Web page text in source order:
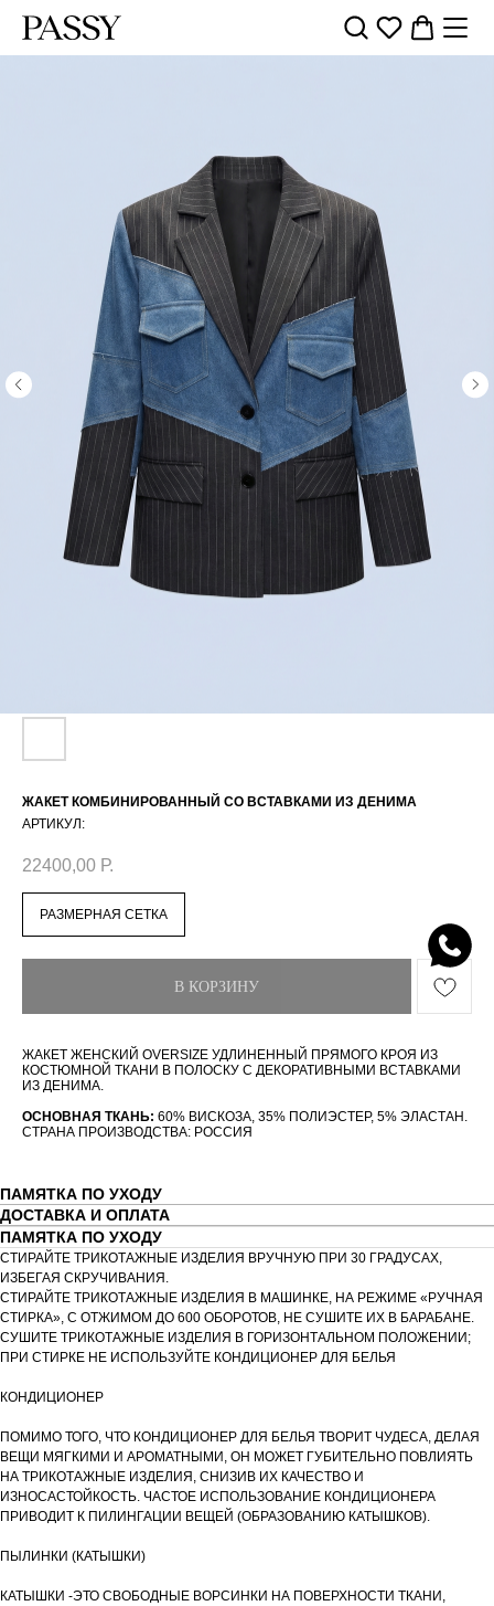
ЖАКЕТ КОМБИНИРОВАННЫЙ СО ВСТАВКАМИ ИЗ ДЕНИМА
АРТИКУЛ:
22400,00 Р.
РАЗМЕРНАЯ СЕТКА
В КОРЗИНУ
ЖАКЕТ ЖЕНСКИЙ OVERSIZE УДЛИНЕННЫЙ ПРЯМОГО КРОЯ ИЗ
КОСТЮМНОЙ ТКАНИ В ПОЛОСКУ С ДЕКОРАТИВНЫМИ ВСТАВКАМИ
ИЗ ДЕНИМА.
ОСНОВНАЯ ТКАНЬ: 60% ВИСКОЗА, 35% ПОЛИЭСТЕР, 5% ЭЛАСТАН.
СТРАНА ПРОИЗВОДСТВА: РОССИЯ
ПАМЯТКА ПО УХОДУ
ДОСТАВКА И ОПЛАТА
ПАМЯТКА ПО УХОДУ
СТИРАЙТЕ ТРИКОТАЖНЫЕ ИЗДЕЛИЯ ВРУЧНУЮ ПРИ 30 ГРАДУСАХ,
ИЗБЕГАЯ СКРУЧИВАНИЯ.
СТИРАЙТЕ ТРИКОТАЖНЫЕ ИЗДЕЛИЯ В МАШИНКЕ, НА РЕЖИМЕ «РУЧНАЯ
СТИРКА», С ОТЖИМОМ ДО 600 ОБОРОТОВ, НЕ СУШИТЕ ИХ В БАРАБАНЕ.
СУШИТЕ ТРИКОТАЖНЫЕ ИЗДЕЛИЯ В ГОРИЗОНТАЛЬНОМ ПОЛОЖЕНИИ;
ПРИ СТИРКЕ НЕ ИСПОЛЬЗУЙТЕ КОНДИЦИОНЕР ДЛЯ БЕЛЬЯ
КОНДИЦИОНЕР
ПОМИМО ТОГО, ЧТО КОНДИЦИОНЕР ДЛЯ БЕЛЬЯ ТВОРИТ ЧУДЕСА, ДЕЛАЯ
ВЕЩИ МЯГКИМИ И АРОМАТНЫМИ, ОН МОЖЕТ ГУБИТЕЛЬНО ПОВЛИЯТЬ
НА ТРИКОТАЖНЫЕ ИЗДЕЛИЯ, СНИЗИВ ИХ КАЧЕСТВО И
ИЗНОСАСТОЙКОСТЬ. ЧАСТОЕ ИСПОЛЬЗОВАНИЕ КОНДИЦИОНЕРА
ПРИВОДИТ К ПИЛИНГАЦИИ ВЕЩЕЙ (ОБРАЗОВАНИЮ КАТЫШКОВ).
ПЫЛИНКИ (КАТЫШКИ)
КАТЫШКИ -ЭТО СВОБОДНЫЕ ВОРСИНКИ НА ПОВЕРХНОСТИ ТКАНИ,